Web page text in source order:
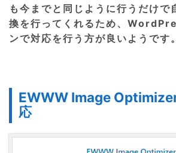
も今までと同じように行うだけ
換を行ってくれるため、
ンで対応を行う方が良いようです。
EWWW Image
応